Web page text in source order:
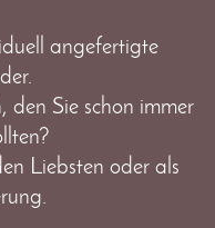
angefertigte
den Sie schon immer
Liebsten oder als